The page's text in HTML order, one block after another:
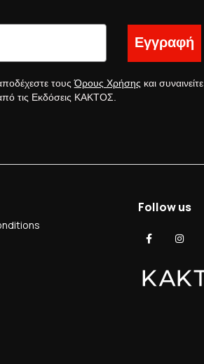
Εγγραφή
τουςΌρους Χρήσης και συναινείτε
τις Εκδόσεις ΚΑΚΤΟΣ.
Follow us